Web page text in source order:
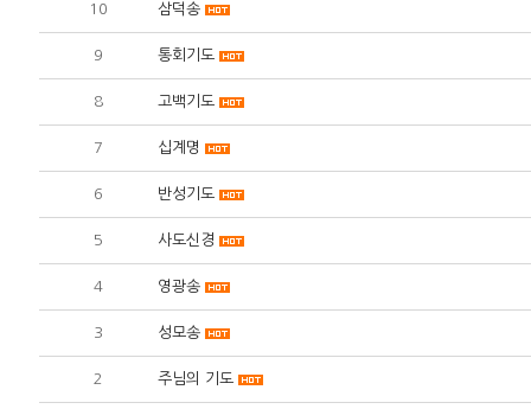
10 삼덕송
9 통회기도
8 고백기도
7 십계명
6 반성기도
5 사도신경
4 영광송
3 성모송
2 주님의 기도